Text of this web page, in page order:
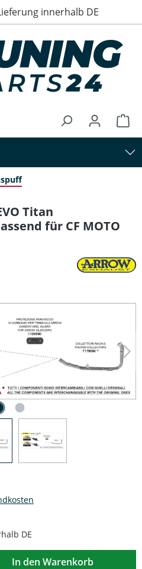
innerhalb DE
Titan
für CF MOTO
DE
den gewünschten
In den Warenkorb